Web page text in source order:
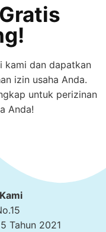
kami dan dapatkan
izin usaha Anda.
untuk perizinan
Anda!
Tahun 2021